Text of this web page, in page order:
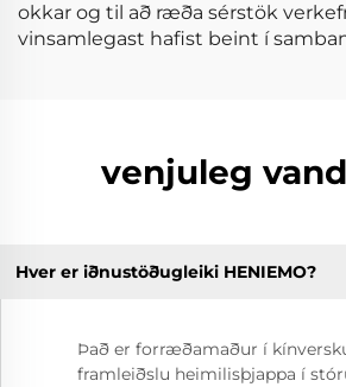
okkar og til að ræða sérstök
vinsamlegast hafist beint í
venjuleg
Hver er iðnustöðugleiki HENIEMO?
Það er forræðamaður í
framleiðslu heimilisþjappa í